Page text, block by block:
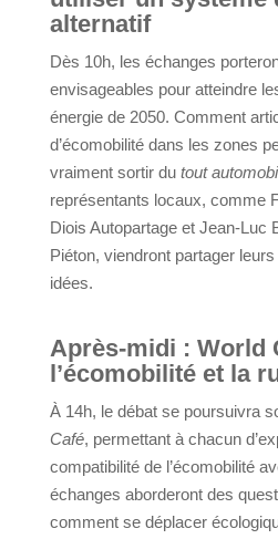
alternatif
Dès 10h, les échanges
envisageables pour atteindre
énergie de 2050. Comment
d’écomobilité dans les zones
vraiment sortir du tout
représentants locaux, comme
Diois Autopartage et Jean-Luc
Piéton, viendront partager
idées.
Après-midi : World
l’écomobilité et la
À 14h, le débat se poursuivra
Café, permettant à chacun
compatibilité de l’écomobilité
échanges aborderont des
comment se déplacer